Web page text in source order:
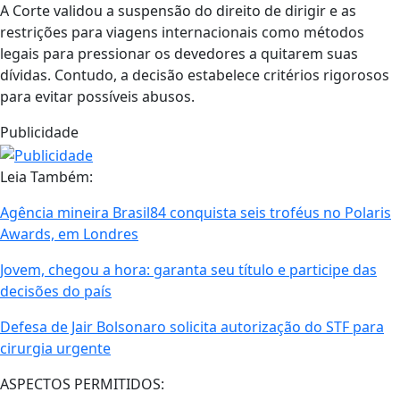
A Corte validou a suspensão do direito de dirigir e as
restrições para viagens internacionais como métodos
legais para pressionar os devedores a quitarem suas
dívidas. Contudo, a decisão estabelece critérios rigorosos
para evitar possíveis abusos.
Publicidade
Leia Também:
Agência mineira Brasil84 conquista seis troféus no Polaris
Awards, em Londres
Jovem, chegou a hora: garanta seu título e participe das
decisões do país
Defesa de Jair Bolsonaro solicita autorização do STF para
cirurgia urgente
ASPECTOS PERMITIDOS: